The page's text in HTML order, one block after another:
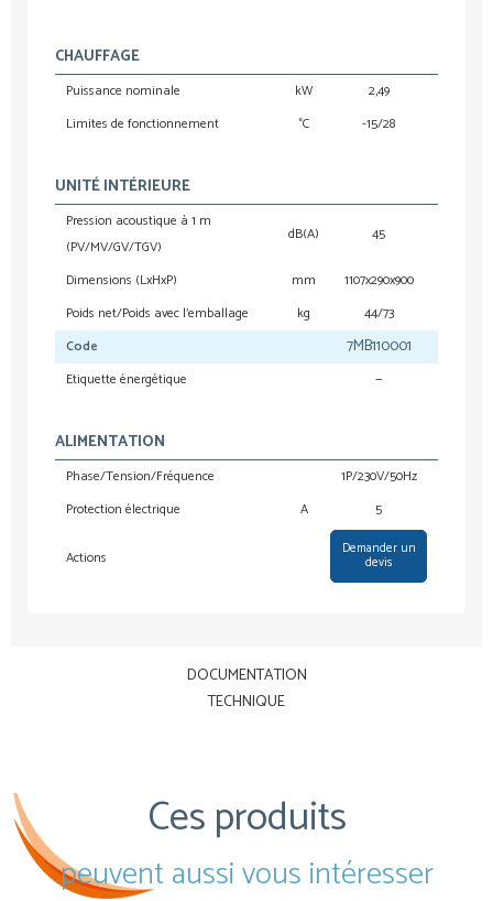
CHAUFFAGE
Puissance nominale kW
2,49
Limites de fonctionnement
°C -15/28
UNITÉ INTÉRIEURE
Pression acoustique à 1 m
(PV/MV/GV/TGV)
dB(A) 45
Dimensions (LxHxP) mm
1107x290x900
Poids net/Poids avec l’emballage
kg
44/73
Code
7MB110001
Etiquette énergétique —
ALIMENTATION
Phase/Tension/Fréquence
1P/230V/50Hz
Protection électrique
A 5
Actions Demander un
devis
DOCUMENTATION
TECHNIQUE
Ces produits
peuvent aussi vous intéresser